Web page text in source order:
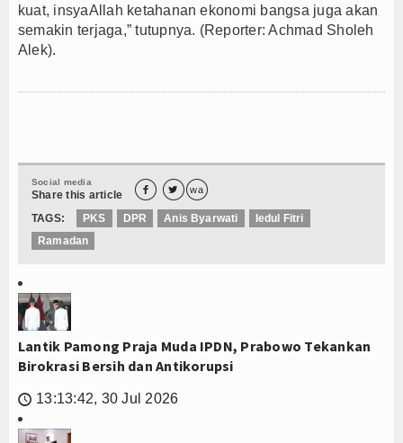
kuat, insyaAllah ketahanan ekonomi bangsa juga akan
semakin terjaga,” tutupnya. (Reporter: Achmad Sholeh
Alek).
Social media
Share this article   wa
TAGS: PKS DPR Anis Byarwati
Iedul Fitri
Ramadan
Lantik Pamong Praja Muda IPDN, Prabowo Tekankan
Birokrasi Bersih dan Antikorupsi
🕔 13:13:42, 30 Jul 2026